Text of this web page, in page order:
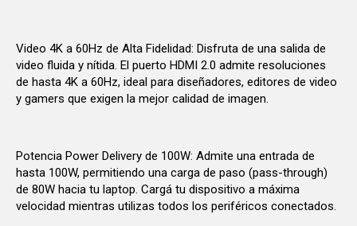
Video 4K a 60Hz de Alta Fidelidad: Disfruta de una salida de
video fluida y nítida. El puerto HDMI 2.0 admite resoluciones
de hasta 4K a 60Hz, ideal para diseñadores, editores de video
y gamers que exigen la mejor calidad de imagen.
Potencia Power Delivery de 100W: Admite una entrada de
hasta 100W, permitiendo una carga de paso (pass-through)
de 80W hacia tu laptop. Cargá tu dispositivo a máxima
velocidad mientras utilizas todos los periféricos conectados.